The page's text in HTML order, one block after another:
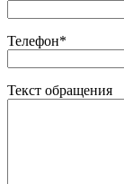
Телефон*
Текст обращения